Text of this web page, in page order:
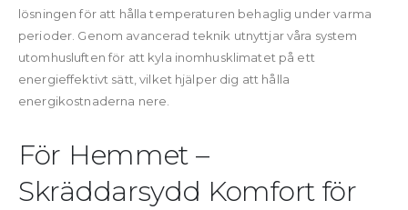
lösningen för att hålla temperaturen behaglig under varma
perioder. Genom avancerad teknik utnyttjar våra system
utomhusluften för att kyla inomhusklimatet på ett
energieffektivt sätt, vilket hjälper dig att hålla
energikostnaderna nere.
För Hemmet –
Skräddarsydd Komfort för